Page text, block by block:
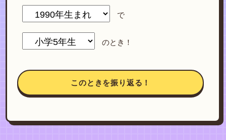
で
のとき！
このときを振り返る！